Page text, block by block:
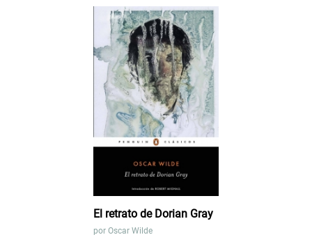
El retrato de Dorian Gray
por Oscar Wilde